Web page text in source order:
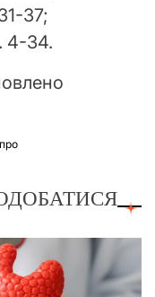
37;
4-34.